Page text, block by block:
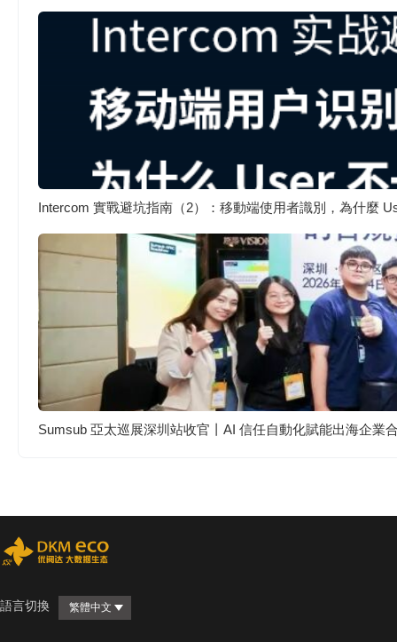
Intercom 實戰避坑指南（2）：移動端使用者識別，為什麼
Sumsub 亞太巡展深圳站收官丨AI 信任自動化賦能出海企業
語言切換 繁體中文